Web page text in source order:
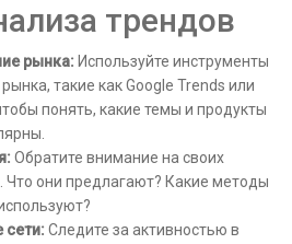
трендов
рынка: Используйте инструменты
такие как Google Trends или
понять, какие темы и продукты
Обратите внимание на своих
Что они предлагают? Какие методы
Следите за активностью в